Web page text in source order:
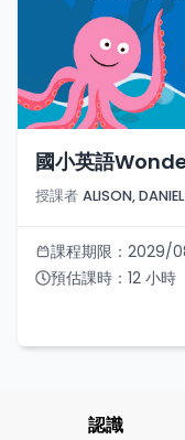
國小英語
授課者 ALISON, DANIEL
課程期限： 2029/
預估課時： 12 小時
認識